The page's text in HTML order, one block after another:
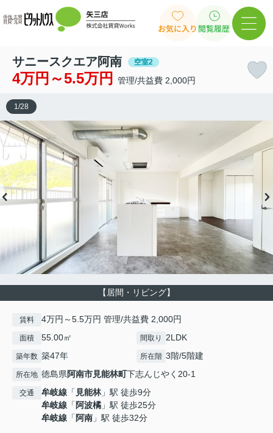
お気に入り 閲覧履歴
サニースクエア阿南 空室2
4万円～5.5万円 管理/共益費 2,000円
【居間・リビング】
1/28
賃料 4万円～5.5万円 管理/共益費 2,000円
面積 55.00㎡ 間取り 2LDK
築年数 築47年 所在階 3階/5階建
所在地 徳島県阿南市見能林町下志んじやく20-1
交通 牟岐線 「 見能林」駅 徒歩9分
牟岐線 「 阿波橘 」駅 徒歩25分
牟岐線 「 阿南 」駅 徒歩32分